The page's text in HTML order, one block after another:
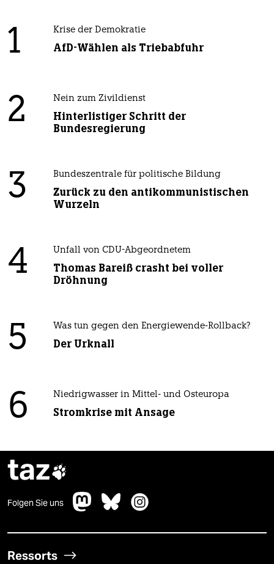
1 Krise der Demokratie
AfD-Wählen als Triebabfuhr
2 Nein zum Zivildienst
Hinterlistiger Schritt der
Bundesregierung
3 Bundeszentrale für politische Bildung
Zurück zu den antikommunistischen
Wurzeln
4 Unfall von CDU-Abgeordnetem
Thomas Bareiß crasht bei voller
Dröhnung
5 Was tun gegen den Energiewende-Rollback?
Der Urknall
6 Niedrigwasser in Mittel- und Osteuropa
Stromkrise mit Ansage
taz
Folgen Sie uns
Ressorts